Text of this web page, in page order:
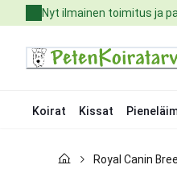
to
Nyt ilmainen toimitus ja
Koirat Kissat
Kissat
Royal Canin